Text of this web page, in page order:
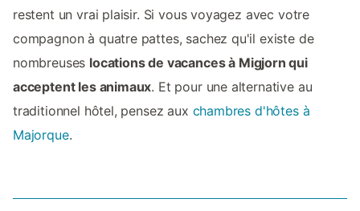
restent un vrai plaisir. Si vous voyagez avec votre
compagnon à quatre pattes, sachez qu'il existe de
nombreuses locations de vacances à Migjorn qui
acceptent les animaux. Et pour une alternative au
traditionnel hôtel, pensez aux chambres d'hôtes à
Majorque.